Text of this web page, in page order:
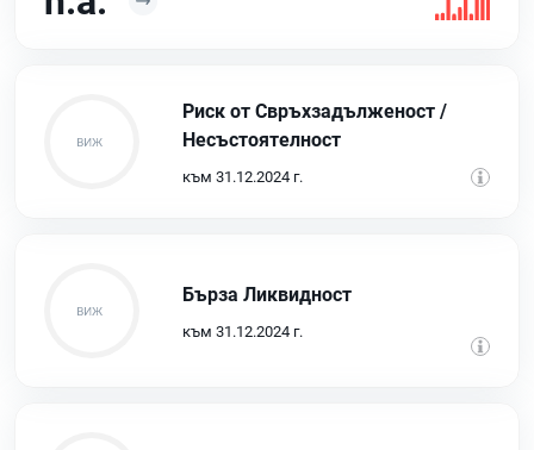
Риск от Свръхзадълженост /
Несъстоятелност
към 31.12.2024 г.
Бърза Ликвидност
към 31.12.2024 г.